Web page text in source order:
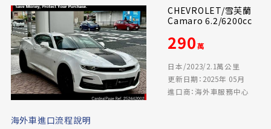
CHEVROLET/雪芙蘭
Camaro 6.2/6200cc
290萬
日本/2023/2.1萬公里
更新日期：2025年 05月
進口商：海外車服務中心
海外車進口流程說明